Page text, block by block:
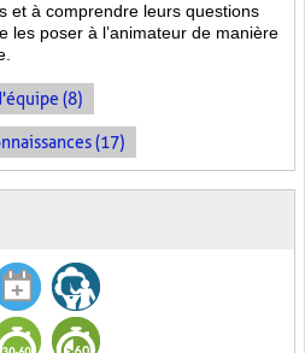
et à comprendre leurs questions
les poser à l’animateur de manière
(8)
(17)